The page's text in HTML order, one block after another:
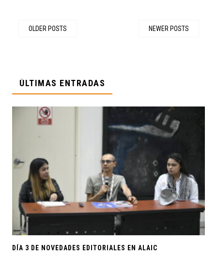
OLDER POSTS NEWER POSTS
ÚLTIMAS ENTRADAS
DÍA 3 DE NOVEDADES EDITORIALES EN ALAIC